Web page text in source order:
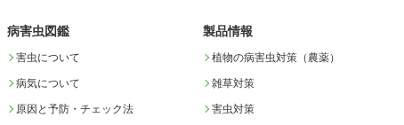
病害虫図鑑
害虫について
病気について
原因と予防・チェック法
製品情報
植物の病害虫対策（農薬）
雑草対策
害虫対策